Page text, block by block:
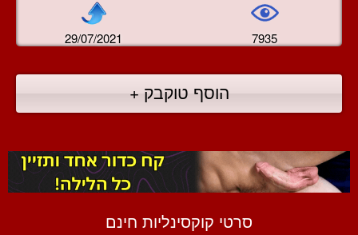
29/07/2021 7935
הוסף טוקבק +
סרטי קוקסינליות חינם